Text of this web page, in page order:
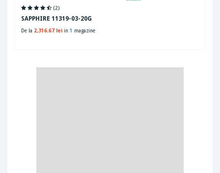
(2)
SAPPHIRE 11319-03-20G
De la 2,316.67 lei in 1 magazine